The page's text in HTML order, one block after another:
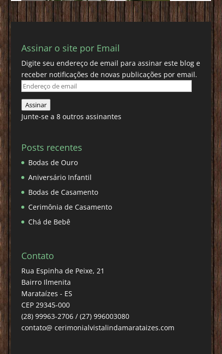
Assinar o site por Email
Digite seu endereço de email para assinar este blog e
receber notificações de novas publicações por email.
Endereço
de
email
Assinar
Junte-se a 8 outros assinantes
Posts recentes
Bodas de Ouro
Aniversário Infantil
Bodas de Casamento
Cerimônia de Casamento
Chá de Bebê
Contato
Rua Espinha de Peixe, 21
Bairro Ilmenita
Marataízes - ES
CEP 29345-000
(28) 99963-2706 / (27) 996003080
contato@ cerimonialvistalindamarataizes.com